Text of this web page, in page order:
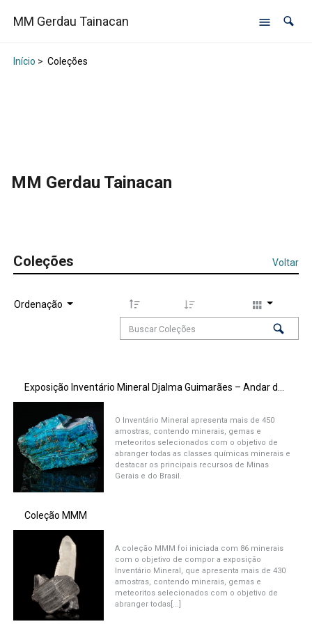
MM Gerdau Tainacan
Início > Coleções
MM Gerdau Tainacan
Coleções Voltar
Ordenação
Exposição Inventário Mineral Djalma Guimarães – Andar das Minas
O Inventário Mineral apresenta mais de 450
amostras, contendo minerais, gemas e
meteoritos selecionados com o objetivo de
abranger todas as classes químicas minerais e
destacar os principais recursos de Minas
Gerais e do Brasil.
Coleção MMM
A coleção MMM foi iniciada com 86 minerais
com o objetivo de compor a exposição
Inventário Mineral, que apresenta mais de 430
amostras, contendo minerais, gemas e
meteoritos selecionados com o objetivo de
abranger todas[...]